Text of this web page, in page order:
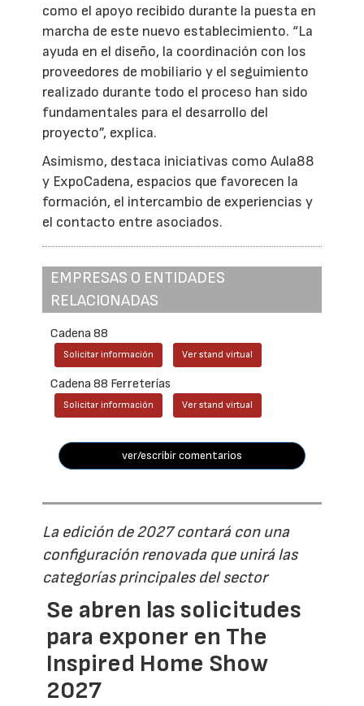
como el apoyo recibido durante la puesta en
marcha de este nuevo establecimiento. “La
ayuda en el diseño, la coordinación con los
proveedores de mobiliario y el seguimiento
realizado durante todo el proceso han sido
fundamentales para el desarrollo del
proyecto”, explica.
Asimismo, destaca iniciativas como Aula88
y ExpoCadena, espacios que favorecen la
formación, el intercambio de experiencias y
el contacto entre asociados.
EMPRESAS O ENTIDADES
RELACIONADAS
Cadena 88
Solicitar información Ver stand virtual
Cadena 88 Ferreterías
Solicitar información Ver stand virtual
ver/escribir comentarios
La edición de 2027 contará con una
configuración renovada que unirá las
categorías principales del sector
Se abren las solicitudes
para exponer en The
Inspired Home Show
2027